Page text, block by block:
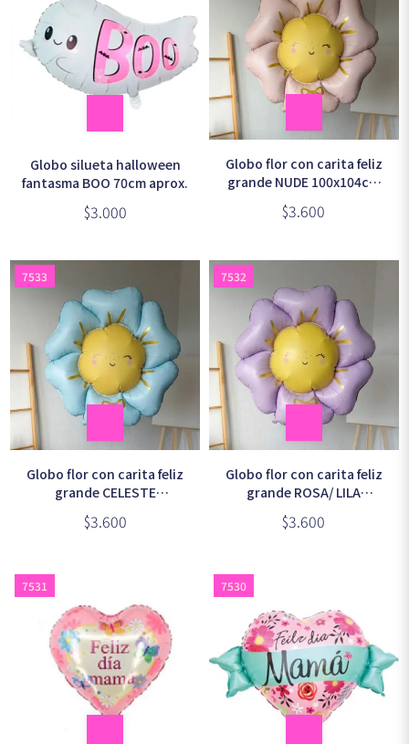
Globo silueta halloween
fantasma BOO 70cm aprox.
$3.000
Globo flor con carita feliz
grande NUDE 100x104cm
aprox.
$3.600
7533
Globo flor con carita feliz
grande CELESTE
$3.600
7532
Globo flor con carita feliz
grande ROSA/ LILA
$3.600
7531 7530